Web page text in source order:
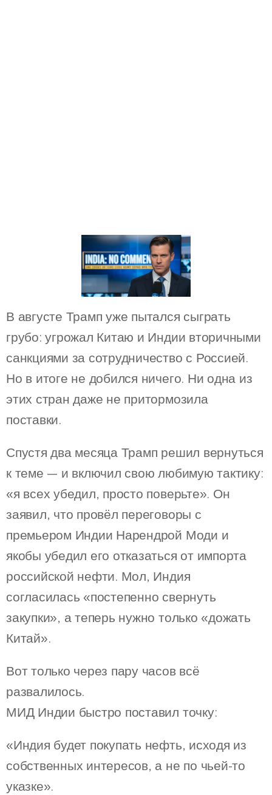
В августе Трамп уже пытался сыграть
грубо: угрожал Китаю и Индии вторичными
санкциями за сотрудничество с Россией.
Но в итоге не добился ничего. Ни одна из
этих стран даже не притормозила
поставки.
Спустя два месяца Трамп решил вернуться
к теме — и включил свою любимую тактику:
«я всех убедил, просто поверьте». Он
заявил, что провёл переговоры с
премьером Индии Нарендрой Моди и
якобы убедил его отказаться от импорта
российской нефти. Мол, Индия
согласилась «постепенно свернуть
закупки», а теперь нужно только «дожать
Китай».
Вот только через пару часов всё
развалилось.
МИД Индии быстро поставил точку:
«Индия будет покупать нефть, исходя из
собственных интересов, а не по чьей-то
указке».